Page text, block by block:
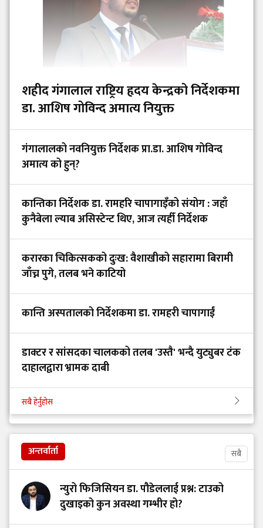
शहीद गंगालाल राष्ट्रिय हृदय केन्द्रको निर्देशकमा
डा. आशिष गोविन्द अमात्य नियुक्त
गंगालालको नवनियुक्त निर्देशक प्रा.डा. आशिष गोविन्द
अमात्य को हुन्?
कान्तिका निर्देशक डा. रामहरि चापागाइँको संयोग : जहाँ
कुनैबेला ल्याब असिस्टेन्ट थिए, आज त्यहीँ निर्देशक
करारका चिकित्सकको दुःख: वैशाखीको सहारामा बिरामी
जाँच्न पुगे, तलब भने काटियो
कान्ति अस्पतालको निर्देशकमा डा. रामहरी चापागाईं
डाक्टर र सांसदका चालकको तलब 'उस्तै' भन्दै युट्युबर टंक
दाहालद्वारा भ्रामक दाबी
सबै हेर्नुहोस
अन्तर्वार्ता सबै
न्युरो फिजिसियन डा. पौडेललाई प्रश्न: टाउको
दुखाइको कुन अवस्था गम्भीर हो?